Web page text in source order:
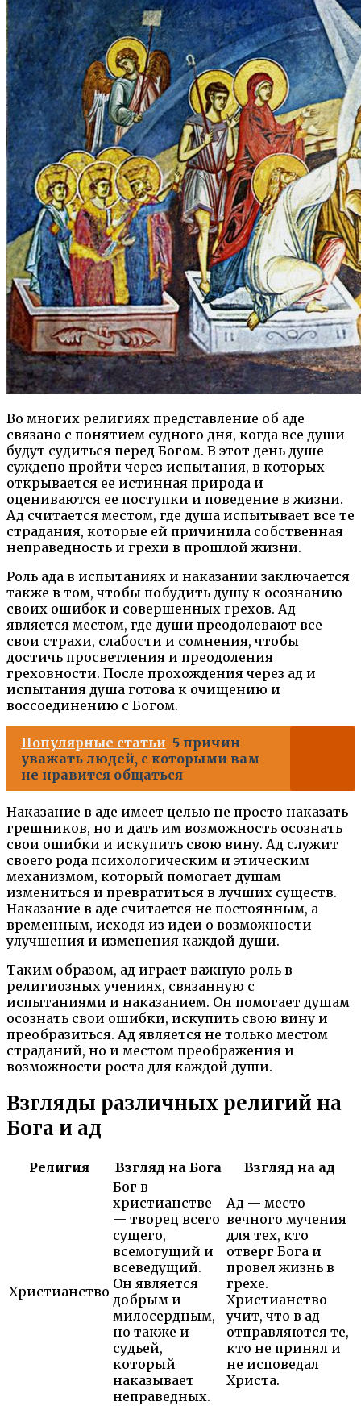
Во многих религиях представление об аде
связано с понятием судного дня, когда все души
будут судиться перед Богом. В этот день душе
суждено пройти через испытания, в которых
открывается ее истинная природа и
оцениваются ее поступки и поведение в жизни.
Ад считается местом, где душа испытывает все те
страдания, которые ей причинила собственная
неправедность и грехи в прошлой жизни.
Роль ада в испытаниях и наказании заключается
также в том, чтобы побудить душу к осознанию
своих ошибок и совершенных грехов. Ад
является местом, где души преодолевают все
свои страхи, слабости и сомнения, чтобы
достичь просветления и преодоления
греховности. После прохождения через ад и
испытания душа готова к очищению и
воссоединению с Богом.
Популярные статьи 5 причин
уважать людей, с которыми вам
не нравится общаться
Наказание в аде имеет целью не просто наказать
грешников, но и дать им возможность осознать
свои ошибки и искупить свою вину. Ад служит
своего рода психологическим и этическим
механизмом, который помогает душам
измениться и превратиться в лучших существ.
Наказание в аде считается не постоянным, а
временным, исходя из идеи о возможности
улучшения и изменения каждой души.
Таким образом, ад играет важную роль в
религиозных учениях, связанную с
испытаниями и наказанием. Он помогает душам
осознать свои ошибки, искупить свою вину и
преобразиться. Ад является не только местом
страданий, но и местом преображения и
возможности роста для каждой души.
Взгляды различных религий на
Бога и ад
Религия Взгляд на Бога Взгляд на ад
Христианство
Бог в
христианстве
— творец всего
сущего,
всемогущий и
всеведущий.
Он является
добрым и
милосердным,
но также и
судьей,
который
наказывает
неправедных.
Ад — место
вечного мучения
для тех, кто
отверг Бога и
провел жизнь в
грехе.
Христианство
учит, что в ад
отправляются те,
кто не принял и
не исповедал
Христа.